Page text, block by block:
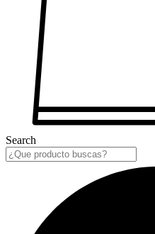
Search